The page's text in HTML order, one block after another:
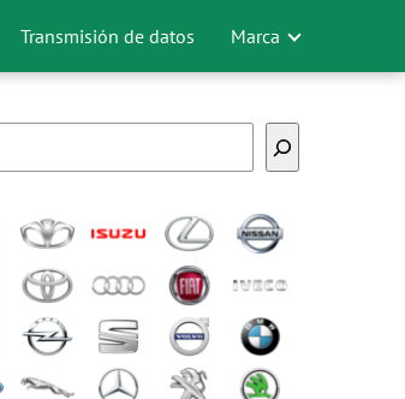
Transmisión de datos Marca